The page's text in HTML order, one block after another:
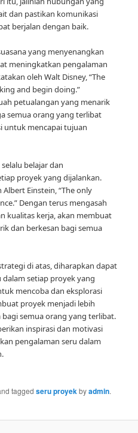
dan pastikan komunikasi
berjalan dengan baik.
yang menyenangkan
meningkatkan pengalaman
oleh Walt Disney, “The
and begin doing.”
petualangan yang menarik
semua orang yang terlibat
untuk mencapai tujuan
belajar dan
proyek yang dijalankan.
Einstein, “The only
Dengan terus mengasah
kualitas kerja, akan membuat
dan berkesan bagi semua
di atas, diharapkan dapat
setiap proyek yang
mencoba dan eksplorasi
proyek menjadi lebih
semua orang yang terlibat.
inspirasi dan motivasi
pengalaman seru dalam
taggedseru proyekbyadmin.